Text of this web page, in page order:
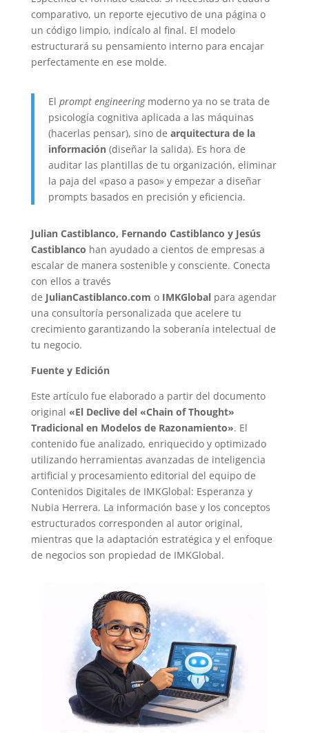
comparativo, un reporte ejecutivo de una página o
un código limpio, indícalo al final. El modelo
estructurará su pensamiento interno para encajar
perfectamente en ese molde.
El prompt engineeringmoderno ya no se trata de
psicología cognitiva aplicada a las máquinas
(hacerlas pensar), sino de arquitectura de la
información(diseñar la salida). Es hora de
auditar las plantillas de tu organización, eliminar
la paja del «paso a paso» y empezar a diseñar
prompts basados en precisión y eficiencia.
Julian Castiblanco, Fernando Castiblanco y Jesús
Castiblanco han ayudado a cientos de empresas a
escalar de manera sostenible y consciente. Conecta
con ellos a través
de JulianCastiblanco.com o IMKGlobalpara agendar
una consultoría personalizada que acelere tu
crecimiento garantizando la soberanía intelectual de
tu negocio.
Fuente y Edición
Este artículo fue elaborado a partir del documento
original «El Declive del «Chain of Thought»
Tradicional en Modelos de Razonamiento». El
contenido fue analizado, enriquecido y optimizado
utilizando herramientas avanzadas de inteligencia
artificial y procesamiento editorial del equipo de
Contenidos Digitales de IMKGlobal: Esperanza y
Nubia Herrera. La información base y los conceptos
estructurados corresponden al autor original,
mientras que la adaptación estratégica y el enfoque
de negocios son propiedad de IMKGlobal.